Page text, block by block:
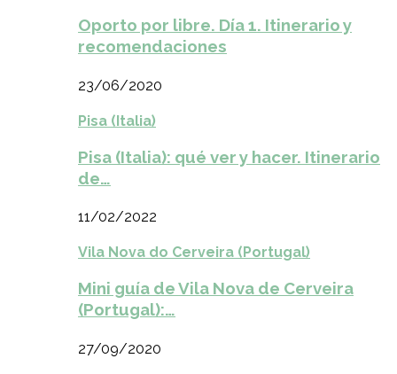
Oporto por libre. Día 1. Itinerario y
recomendaciones
23/06/2020
Pisa (Italia)
Pisa (Italia): qué ver y hacer. Itinerario
de…
11/02/2022
Vila Nova do Cerveira (Portugal)
Mini guía de Vila Nova de Cerveira
(Portugal):…
27/09/2020